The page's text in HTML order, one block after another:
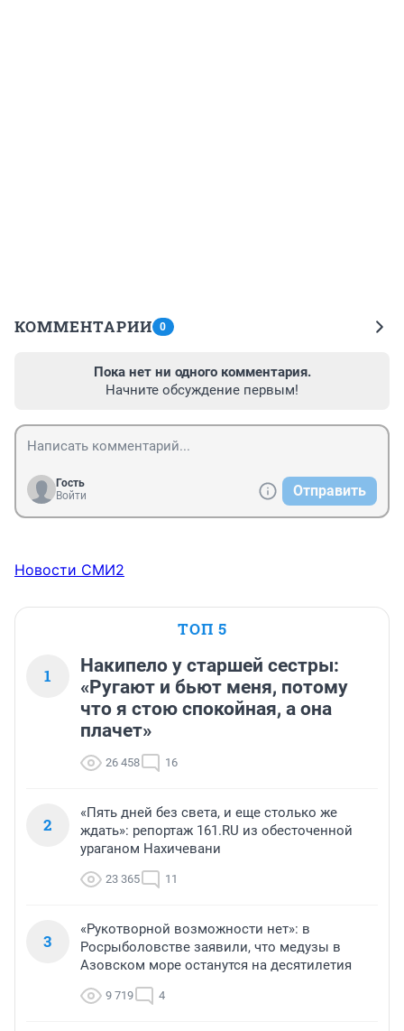
КОММЕНТАРИИ 0
Пока нет ни одного комментария.
Начните обсуждение первым!
Гость
Войти
Отправить
Новости СМИ2
ТОП 5
1
Накипело у старшей сестры:
«Ругают и бьют меня, потому
что я стою спокойная, а она
плачет»
26 458 16
2
«Пять дней без света, и еще столько же
ждать»: репортаж 161.RU из обесточенной
ураганом Нахичевани
23 365 11
3
«Рукотворной возможности нет»: в
Росрыболовстве заявили, что медузы в
Азовском море останутся на десятилетия
9 719 4